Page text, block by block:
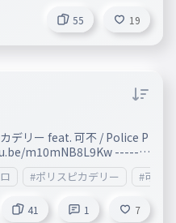
55 19
デリー feat. 可不 / Police P
m10mNB8L9Kw -------
Music / ポリ
作しました。 「可不」Twit
#ポリスピカデリー #可不
41 1 7